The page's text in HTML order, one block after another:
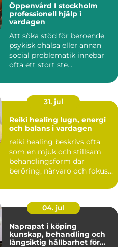
Öppenvård I stockholm
professionell hjälp i
vardagen
Att söka stöd för beroende,
psykisk ohälsa eller annan
social problematik innebär
ofta ett stort ste...
31. jul
Reiki healing lugn, energi
och balans i vardagen
reiki healing beskrivs ofta
som en mjuk och stillsam
behandlingsform där
beröring, närvaro och fokus...
04. jul
Naprapat i köping
kunskap, behandling och
långsiktig hållbarhet för